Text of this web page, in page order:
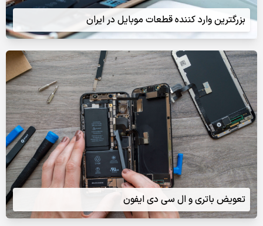
بزرگترین وارد کننده قطعات موبایل در ایران
تعویض باتری و ال سی دی ایفون